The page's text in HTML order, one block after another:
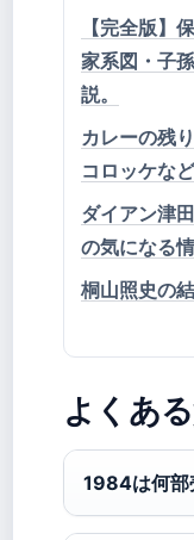
【完全版】
家系図・子
説。
カレーの残
コロッケな
ダイアン津
の気になる
桐山照史の
よくあ
1984は何部